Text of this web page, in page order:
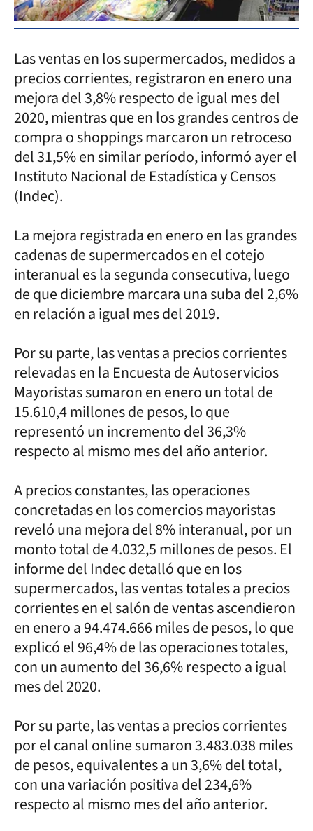
Las ventas en los supermercados, medidos a
precios corrientes, registraron en enero una
mejora del 3,8% respecto de igual mes del
2020, mientras que en los grandes centros de
compra o shoppings marcaron un retroceso
del 31,5% en similar período, informó ayer el
Instituto Nacional de Estadística y Censos
(Indec).
La mejora registrada en enero en las grandes
cadenas de supermercados en el cotejo
interanual es la segunda consecutiva, luego
de que diciembre marcara una suba del 2,6%
en relación a igual mes del 2019.
Por su parte, las ventas a precios corrientes
relevadas en la Encuesta de Autoservicios
Mayoristas sumaron en enero un total de
15.610,4 millones de pesos, lo que
representó un incremento del 36,3%
respecto al mismo mes del año anterior.
A precios constantes, las operaciones
concretadas en los comercios mayoristas
reveló una mejora del 8% interanual, por un
monto total de 4.032,5 millones de pesos. El
informe del Indec detalló que en los
supermercados, las ventas totales a precios
corrientes en el salón de ventas ascendieron
en enero a 94.474.666 miles de pesos, lo que
explicó el 96,4% de las operaciones totales,
con un aumento del 36,6% respecto a igual
mes del 2020.
Por su parte, las ventas a precios corrientes
por el canal online sumaron 3.483.038 miles
de pesos, equivalentes a un 3,6% del total,
con una variación positiva del 234,6%
respecto al mismo mes del año anterior.